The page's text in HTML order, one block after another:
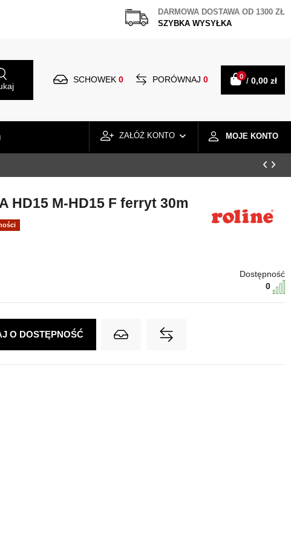
DARMOWA DOSTAWA OD 1300 ZŁ
SZYBKA WYSYŁKA
SCHOWEK 0 PORÓWNAJ 0 0 / 0,00 zł
MOJE KONTO
ZAŁÓŻ KONTO
HD15 M-HD15 F ferryt 30m
Dostępność
0
O DOSTĘPNOŚĆ